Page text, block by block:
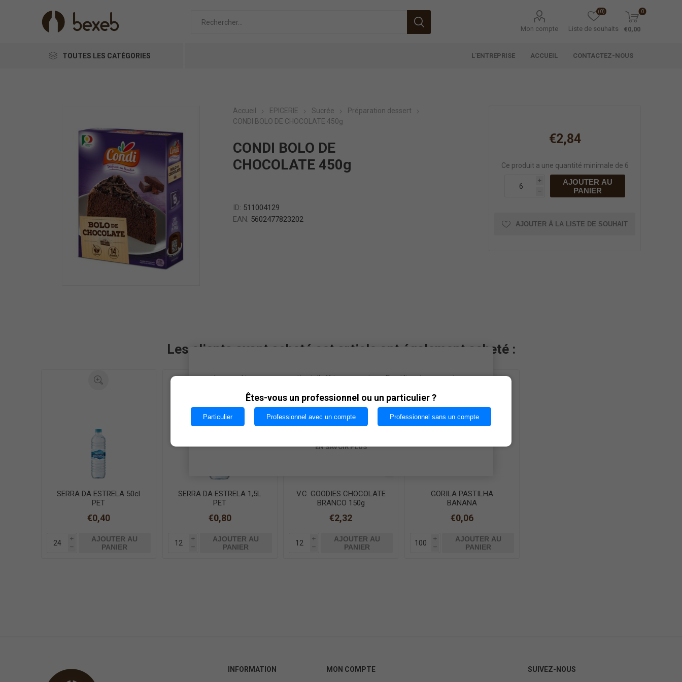
Mon compte Liste de souhaits
(0) 0
€0,00
TOUTES LES CATÉGORIES L'ENTREPRISE ACCUEIL CONTACTEZ-NOUS
Accueil EPICERIE Sucrée
Préparation dessert
CONDI BOLO DE CHOCOLATE 450g
CONDI BOLO DE
CHOCOLATE 450g
ID: 511004129
EAN: 5602477823202
€2,84
Ce produit a une quantité minimale de 6
i
h
AJOUTER AU
PANIER
AJOUTER À LA LISTE DE SOUHAIT
Les clients ayant acheté cet article ont également acheté :
SERRA DA ESTRELA 50cl
PET
€0,40
i
h
AJOUTER AU
PANIER
SERRA DA ESTRELA 1,5L
PET
€0,80
i
h
AJOUTER AU
PANIER
V.C. GOODIES CHOCOLATE
BRANCO 150g
€2,32
i
h
AJOUTER AU
PANIER
GORILA PASTILHA
BANANA
€0,06
i
h
AJOUTER AU
PANIER
INFORMATION MON COMPTE SUIVEZ-NOUS
Les cookies nous permettent d'offrir nos services. En utilisant nos services,
OK
EN SAVOIR PLUS
Êtes-vous un professionnel ou un particulier ?
Particulier Professionnel avec un compte Professionnel sans un compte